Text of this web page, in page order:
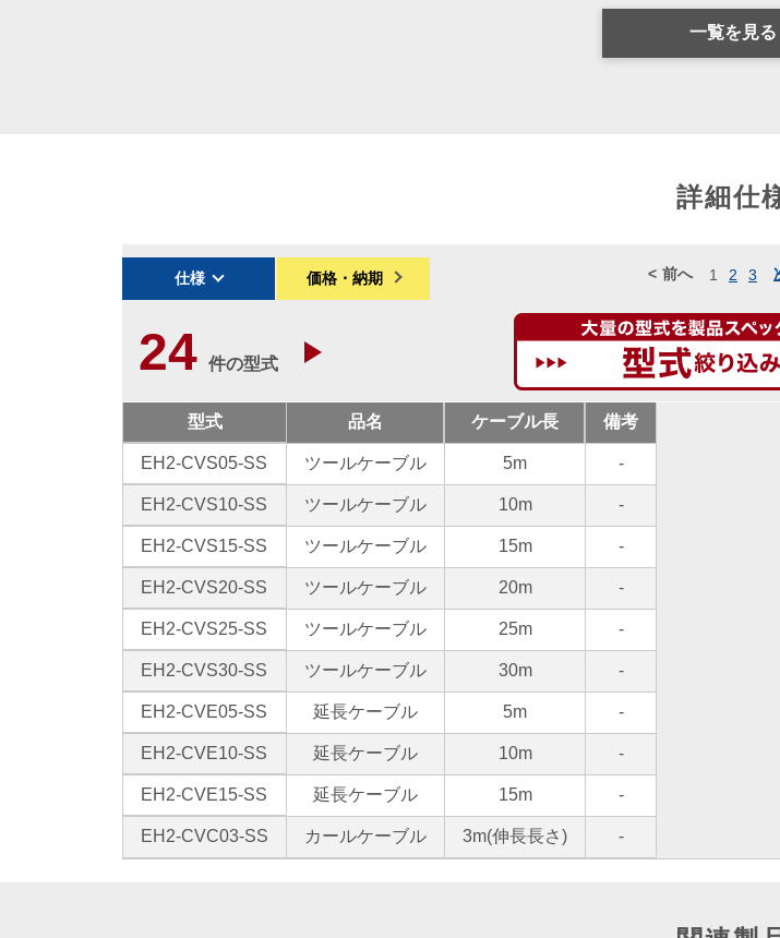
一覧を見る
詳細仕
前へ 1 2 3
仕様 価格・納期
24 件の型式
型式 品名 ケーブル長 備考
EH2-CVS05-SS ツールケーブル 5m -
EH2-CVS10-SS ツールケーブル 10m -
EH2-CVS15-SS ツールケーブル 15m -
EH2-CVS20-SS ツールケーブル 20m -
EH2-CVS25-SS ツールケーブル 25m -
EH2-CVS30-SS ツールケーブル 30m -
EH2-CVE05-SS 延長ケーブル 5m -
EH2-CVE10-SS 延長ケーブル 10m -
EH2-CVE15-SS 延長ケーブル 15m -
EH2-CVC03-SS カールケーブル 3m(伸長長さ) -